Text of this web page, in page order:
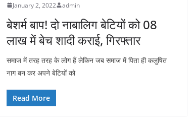
January 2, 2022 admin
बेशर्म बाप! दो नाबालिग बेटियों को 08
लाख में बेच शादी कराई, गिरफ्तार
समाज में तरह तरह के लोग हैं लेकिन जब समाज में पिता ही कलुषित
नाग बन कर अपने बेटियों को
Read More